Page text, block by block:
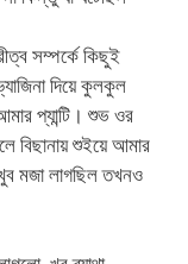
সম্পর্কে কিছুই
দিয়ে কুলকুল
প্যান্টি। শুভ ওর
বিছানায় শুইয়ে আমার
মজা লাগছিল তখনও